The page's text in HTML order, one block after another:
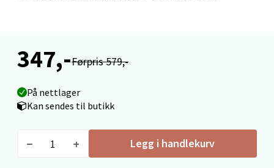
347,-Førpris 579,-
På nettlager
Kan sendes til butikk
Legg i handlekurv
Fridtjof Nansensgate 22, 8622 Mo i Rana
Åpent i dag 09-19